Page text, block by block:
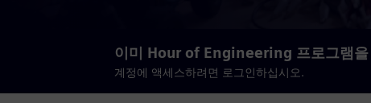
이미 Hour of Engineering 프로그램을
계정에 액세스하려면 로그인하십시오.